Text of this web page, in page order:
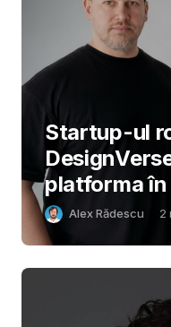
Startup-ul
platforma în
Alex Rădescu 2